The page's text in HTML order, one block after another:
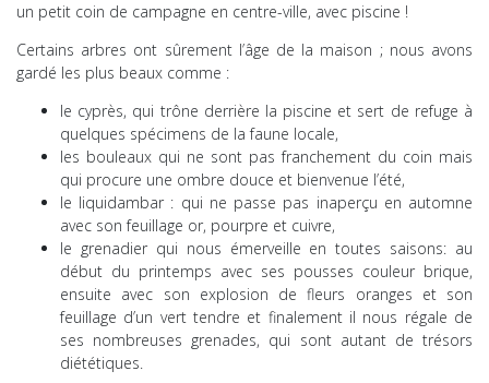
un petit coin de campagne en centre-ville, avec piscine !
Certains arbres ont sûrement l’âge de la maison ; nous avons
gardé les plus beaux comme :
le cyprès, qui trône derrière la piscine et sert de refuge à
quelques spécimens de la faune locale,
les bouleaux qui ne sont pas franchement du coin mais
qui procure une ombre douce et bienvenue l’été,
le liquidambar : qui ne passe pas inaperçu en automne
avec son feuillage or, pourpre et cuivre,
le grenadier qui nous émerveille en toutes saisons: au
début du printemps avec ses pousses couleur brique,
ensuite avec son explosion de fleurs oranges et son
feuillage d’un vert tendre et finalement il nous régale de
ses nombreuses grenades, qui sont autant de trésors
diététiques.